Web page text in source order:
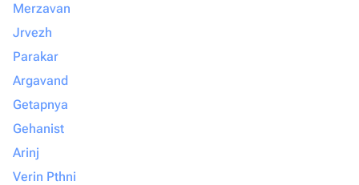
Merzavan
Jrvezh
Parakar
Argavand
Getapnya
Gehanist
Arinj
Verin Pthni